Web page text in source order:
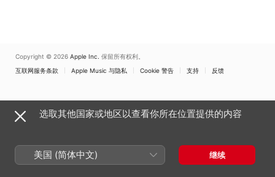
Copyright © 2026 Apple Inc. 保留所有权利。
互联网服务条款
Apple Music 与隐私 Cookie 警告 支持 反馈
选取其他国家或地区以查看你所在位置提供的内容
美国 (简体中文) 继续